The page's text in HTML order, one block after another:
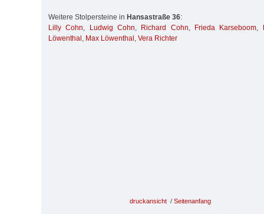
Weitere Stolpersteine in Hansastraße 36:
Lilly Cohn, Ludwig Cohn, Richard Cohn, Frieda Karseboom,
Löwenthal , Max Löwenthal , Vera Richter
druckansicht / Seitenanfang